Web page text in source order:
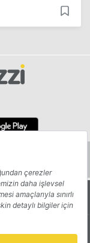
Yazarlar
Reklam